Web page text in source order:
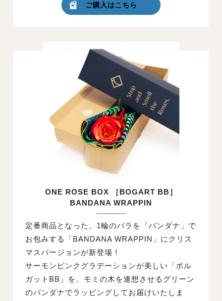
ご購入はこちら
ONE ROSE BOX ［BOGART BB］
BANDANA WRAPPIN
定番商品となった、1輪のバラを「バンダナ」で
お包みする「BANDANA WRAPPIN」にクリス
マスバージョンが新登場！
サーモンピンクグラデーションが美しい「ボル
ガットBB」を、モミの木を連想させるグリーン
のバンダナでラッピングしてお届けいたしま